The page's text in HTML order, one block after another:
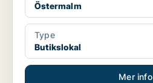
Östermalm
Type
Butikslokal
Mer info